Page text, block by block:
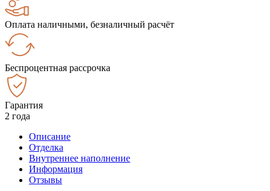
Оплата наличными, безналичный расчёт
Беспроцентная рассрочка
Гарантия
2 года
Описание
Отделка
Внутреннее наполнение
Информация
Отзывы